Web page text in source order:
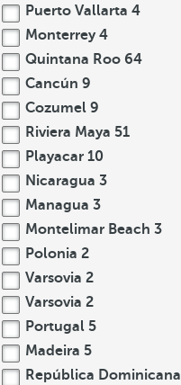
Puerto Vallarta 4
Monterrey 4
Quintana Roo 64
Cancún 9
Cozumel 9
Riviera Maya 51
Playacar 10
Nicaragua 3
Managua 3
Montelimar Beach 3
Polonia 2
Varsovia 2
Varsovia 2
Portugal 5
Madeira 5
República Dominicana